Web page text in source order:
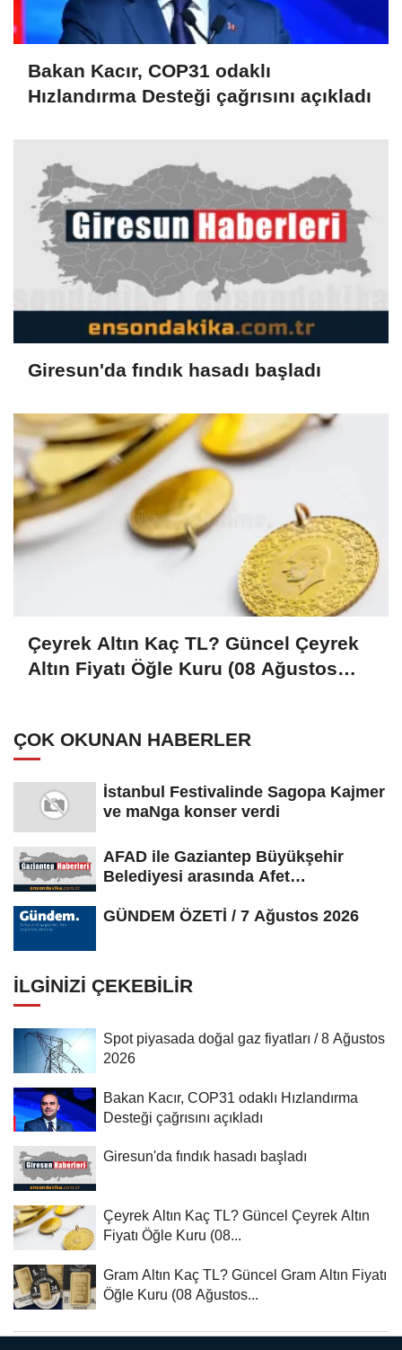
Bakan Kacır, COP31 odaklı
Hızlandırma Desteği çağrısını açıkladı
Giresun'da fındık hasadı başladı
Çeyrek Altın Kaç TL? Güncel Çeyrek
Altın Fiyatı Öğle Kuru (08 Ağustos
ÇOK OKUNAN HABERLER
İstanbul Festivalinde Sagopa Kajmer
ve maNga konser verdi
AFAD ile Gaziantep Büyükşehir
Belediyesi arasında Afet
GÜNDEM ÖZETİ / 7 Ağustos 2026
İLGINIZI ÇEKEBILIR
Spot piyasada doğal gaz fiyatları / 8 Ağustos
2026
Bakan Kacır, COP31 odaklı Hızlandırma
Desteği çağrısını açıkladı
Giresun'da fındık hasadı başladı
Çeyrek Altın Kaç TL? Güncel Çeyrek Altın
Fiyatı Öğle Kuru (08...
Gram Altın Kaç TL? Güncel Gram Altın Fiyatı
Öğle Kuru (08 Ağustos...